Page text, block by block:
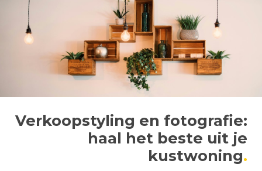
Verkoopstyling en fotografie:
haal het beste uit je
kustwoning